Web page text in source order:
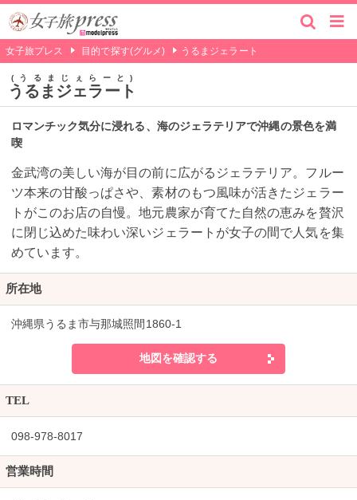
女子旅プレス 目的で探す(グルメ) うるまジェラート
うるまジェラート
うるまじぇらーと
ロマンチック気分に浸れる、海のジェラテリアで沖縄の景色を満
喫
金武湾の美しい海が目の前に広がるジェラテリア。フルー
ツ本来の甘酸っぱさや、素材のもつ風味が活きたジェラー
トがこのお店の自慢。地元農家が育てた自然の恵みを贅沢
に閉じ込めた味わい深いジェラートが女子の間で人気を集
めています。
所在地
沖縄県うるま市与那城照間1860-1
地図を確認する
TEL
098-978-8017
営業時間